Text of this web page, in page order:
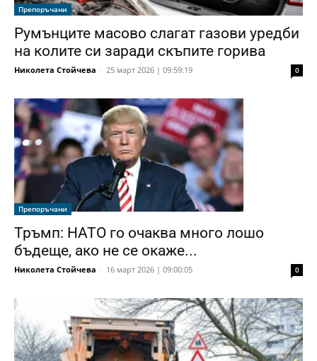
Препоръчани
Румънците масово слагат газови уредби
на колите си заради скъпите горива
Николета Стойчева - 25 март 2026 | 09:59:19 0
Препоръчани
Тръмп: НАТО го очаква много лошо
бъдеще, ако не се окаже...
Николета Стойчева - 16 март 2026 | 09:00:05 0